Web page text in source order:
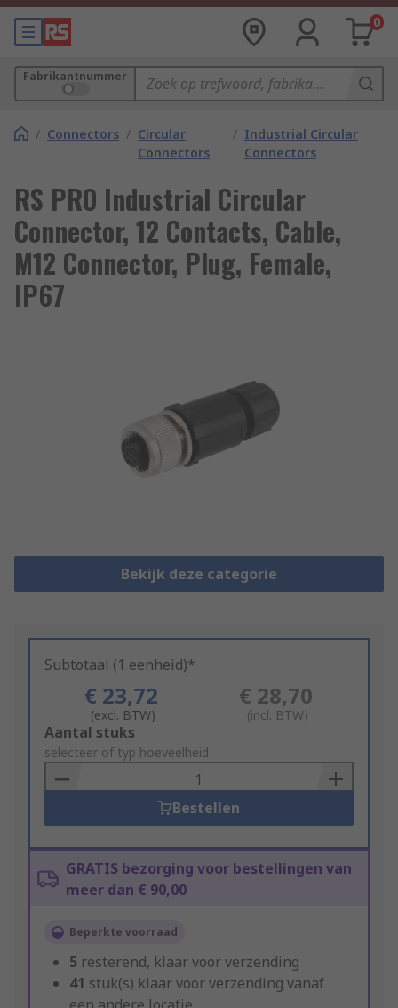
0
Fabrikantnummer
/ Connectors / Circular
Connectors
/ Industrial Circular
Connectors
RS PRO Industrial Circular
Connector, 12 Contacts, Cable,
M12 Connector, Plug, Female,
IP67
Bekijk deze categorie
Subtotaal (1 eenheid)*
€ 23,72
(excl. BTW)
€ 28,70
(incl. BTW)
Add
to
Basket
Aantal stuks
selecteer of typ hoeveelheid
Bestellen
GRATIS bezorging voor bestellingen van
meer dan € 90,00
Beperkte voorraad
5 resterend, klaar voor verzending
41 stuk(s) klaar voor verzending vanaf